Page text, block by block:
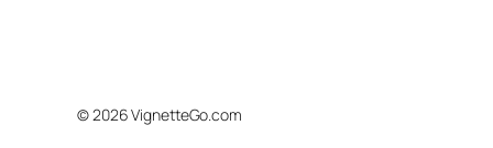
© 2026 VignetteGo.com